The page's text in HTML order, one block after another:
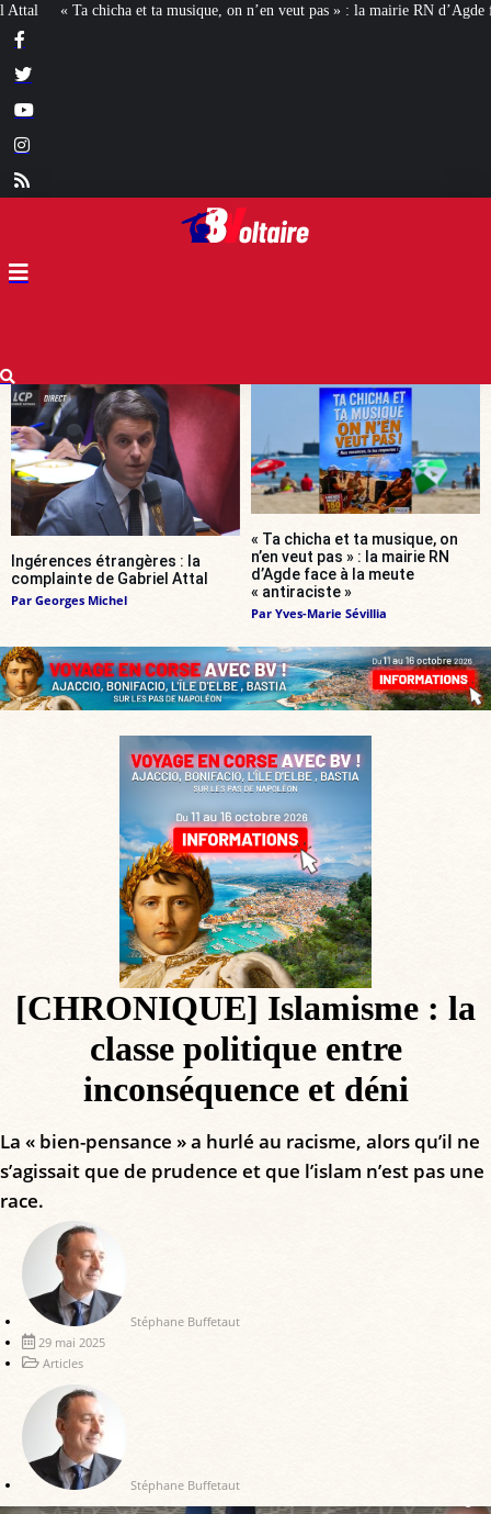
n’en veut pas » : la mairie RN d’Agde face à la meute « antiraciste » La
Ingérences étrangères : la
complainte de Gabriel Attal
Par Georges Michel
« Ta chicha et ta musique, on
n’en veut pas » : la mairie RN
d’Agde face à la meute
« antiraciste »
Par Yves-Marie Sévillia
[CHRONIQUE] Islamisme : la
classe politique entre
inconséquence et déni
La « bien-pensance » a hurlé au racisme, alors qu’il ne
s’agissait que de prudence et que l’islam n’est pas une
race.
Stéphane Buffetaut
29 mai 2025
Articles
Stéphane Buffetaut